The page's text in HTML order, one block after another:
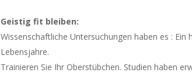
Geistig fit bleiben:
Wissenschaftliche Untersuchungen haben es :
Lebensjahre.
Trainieren Sie Ihr Oberstübchen. Studien haben